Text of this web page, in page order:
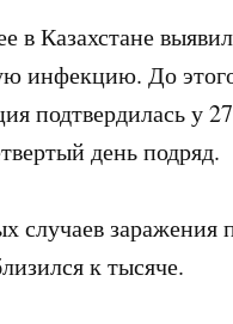
в Казахстане
инфекцию. До
подтвердилась у
день подряд.
заражения
к тысяче.